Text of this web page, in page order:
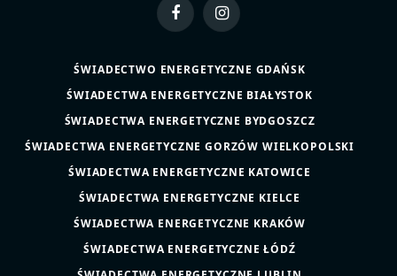
FacebookInstagram
ŚWIADECTWO ENERGETYCZNE GDAŃSK
ŚWIADECTWA ENERGETYCZNE BIAŁYSTOK
ŚWIADECTWA ENERGETYCZNE BYDGOSZCZ
ŚWIADECTWA ENERGETYCZNE GORZÓW WIELKOPOLSKI
ŚWIADECTWA ENERGETYCZNE KATOWICE
ŚWIADECTWA ENERGETYCZNE KIELCE
ŚWIADECTWA ENERGETYCZNE KRAKÓW
ŚWIADECTWA ENERGETYCZNE ŁÓDŹ